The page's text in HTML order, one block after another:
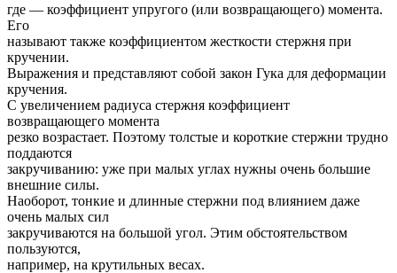
где — коэффициент упругого (или возвращающего) момента.
Его
называют также коэффициентом жесткости стержня при
кручении.
Выражения и представляют собой закон Гука для деформации
кручения.
С увеличением радиуса стержня коэффициент
возвращающего момента
резко возрастает. Поэтому толстые и короткие стержни трудно
поддаются
закручиванию: уже при малых углах нужны очень большие
внешние силы.
Наоборот, тонкие и длинные стержни под влиянием даже
очень малых сил
закручиваются на большой угол. Этим обстоятельством
пользуются,
например, на крутильных весах.